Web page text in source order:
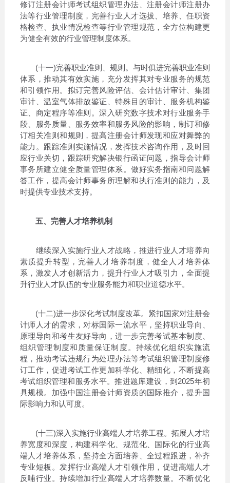
修订注册会计师考试组织管理办法、注册会计师注册办
法等行业管理制度，完善行业人才选拔、培养、任职资
格检查、执业情况检查等行业管理规范，全方位构建更
为健全有效的行业管理制度体系。
(十一)完善职业准则、规则。与时俱进完善职业准则
体系，推动其有效实施，充分发挥其对专业服务的规范
和引领作用。拟订完善风险评估、会计估计审计、集团
审计、温室气体排放鉴证、特殊目的审计、服务机构鉴
证、商定程序等准则。深入研究数字技术对行业服务手
段、服务质量、服务效率和服务风险的影响，制订和修
订相关准则和规则，提高注册会计师发现和应对舞弊的
能力。跟踪准则实施情况，发挥技术咨询作用，及时回
应行业关切，跟踪研究解决银行函证问题，指导会计师
事务所建立健全质量管理体系。做好实务指南和问题解
答工作，提高会计师事务所理解和执行准则的能力，及
时提供专业技术支持。
五、完善人才培养机制
继续深入实施行业人才战略，推进行业人才培养向
素质提升转型，完善人才培养制度，健全人才培养体
系，激发人才创新活力，提升行业人才吸引力，全面提
升行业人才队伍的专业服务能力和职业道德水平。
(十二)进一步深化考试制度改革。紧扣国家对注册会
计师人才的需求，对标国际一流水平，坚持职业导向、
原理导向和考生友好导向，进一步完善考试基本制度、
组织管理制度和质量保证制度。持续优化组织实施流
程，推动考试违规行为处理办法等考试组织管理制度修
订工作，促进考试工作更加科学化、精细化，不断提高
考试组织管理和服务水平。推进题库建设，到2025年初
具规模。加强中国注册会计师资质的国际推介，提升国
际影响力和认可度。
(十三)深入实施行业高端人才培养工程。拓展人才培
养宽度和深度，构建科学化、规范化、国际化的行业高
端人才培养体系，坚持全方面培养、全过程跟进，补齐
专业短板。发挥行业高端人才引领作用，促进高端人才
反哺行业。持续增加行业高端人才培养数量。不断优化